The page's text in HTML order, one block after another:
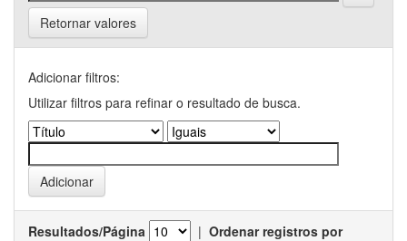
Retornar valores
Adicionar filtros:
Utilizar filtros para refinar o resultado de busca.
Resultados/Página | Ordenar registros por